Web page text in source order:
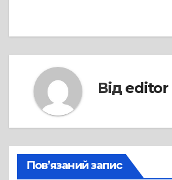
Від editor
Пов’язаний запис